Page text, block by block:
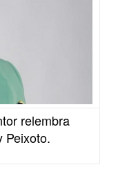
relembra
Peixoto.